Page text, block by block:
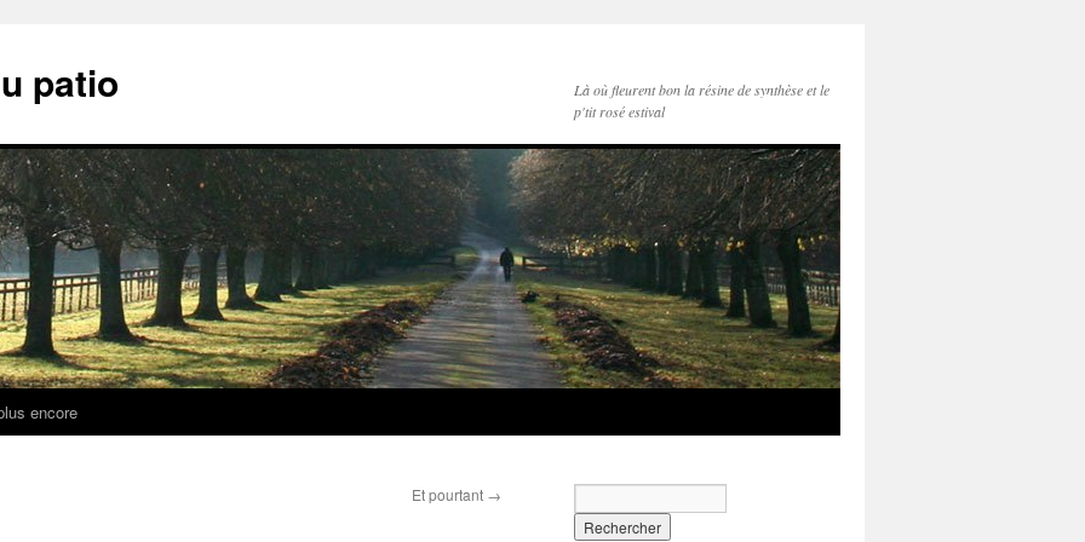
patio
Là où fleurent bon la résine de synthèse et le
p'tit rosé estival
encore
Et pourtant →